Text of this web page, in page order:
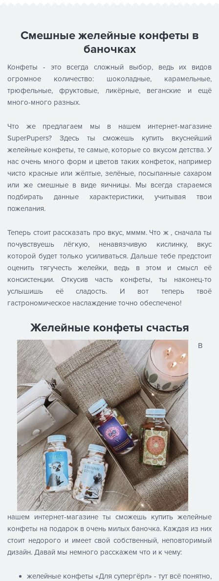
Смешные желейные конфеты в
баночках
Конфеты - это всегда сложный выбор, ведь их видов
огромное количество: шоколадные, карамельные,
трюфельные, фруктовые, ликёрные, веганские и ещё
много-много разных.
Что же предлагаем мы в нашем интернет-магазине
SuperPupers? Здесь ты сможешь купить вкуснейший
желейные конфеты, те самые, которые со вкусом детства. У
нас очень много форм и цветов таких конфеток, например
чисто красные или жёлтые, зелёные, посыпанные сахаром
или же смешные в виде яичницы. Мы всегда стараемся
подбирать данные характеристики, учитывая твои
пожелания.
Теперь стоит рассказать про вкус, мммм. Что ж , сначала ты
почувствуешь лёгкую, ненавязчивую кислинку, вкус
которой будет только усиливаться. Дальше тебе предстоит
оценить тягучесть желейки, ведь в этом и смысл её
консистенции. Откусив часть конфеты, ты наконец-то
услышишь её сладость. И вот теперь твоё
гастрономическое наслаждение точно обеспечено!
Желейные конфеты счастья
В
нашем интернет-магазине ты сможешь купить желейные
конфеты на подарок в очень милых баночка. Каждая из них
стоит недорого и имеет свой собственный, неповторимый
дизайн. Давай мы немного расскажем что и к чему:
желейные конфеты «Для супергёрл» - тут всё понятно,